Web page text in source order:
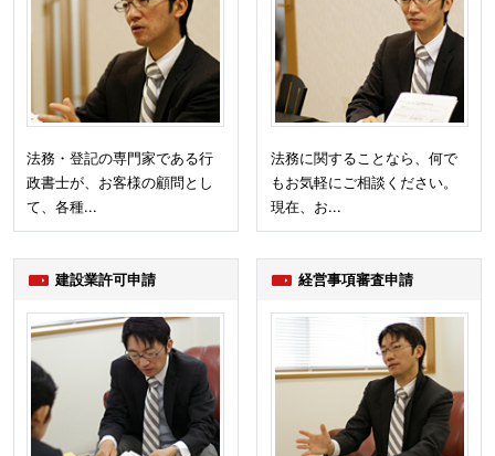
法務・登記の専門家である行
政書士が、お客様の顧問とし
て、各種...
法務に関することなら、何で
もお気軽にご相談ください。
現在、お...
建設業許可申請 経営事項審査申請